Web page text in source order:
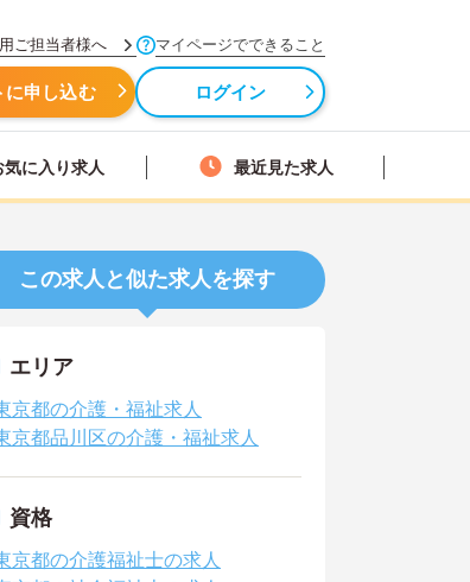
ご担当者様へ マイページでできること
に申し込む ログイン
気に入り求人 最近見た求人
この求人と似た求人を探す
エリア
京都の介護・福祉求人
京都品川区の介護・福祉求人
資格
京都の介護福祉士の求人